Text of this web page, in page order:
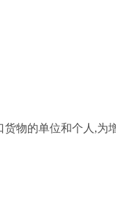
物的单位和个人,为